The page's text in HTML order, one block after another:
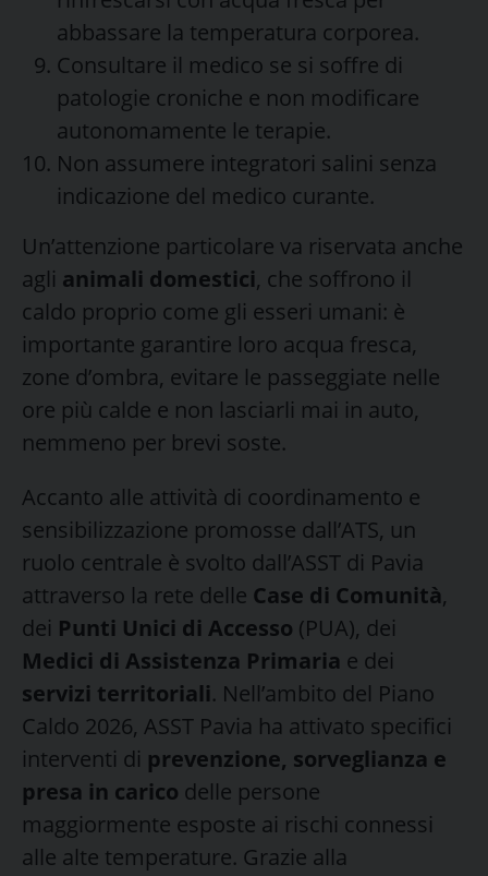
abbassare la temperatura corporea.
Consultare il medico se si soffre di
patologie croniche e non modificare
autonomamente le terapie.
Non assumere integratori salini senza
indicazione del medico curante.
Un’attenzione particolare va riservata anche
agli animali domestici, che soffrono il
caldo proprio come gli esseri umani: è
importante garantire loro acqua fresca,
zone d’ombra, evitare le passeggiate nelle
ore più calde e non lasciarli mai in auto,
nemmeno per brevi soste.
Accanto alle attività di coordinamento e
sensibilizzazione promosse dall’ATS, un
ruolo centrale è svolto dall’ASST di Pavia
attraverso la rete delle Case di Comunità,
dei Punti Unici di Accesso (PUA), dei
Medici di Assistenza Primaria e dei
servizi territoriali. Nell’ambito del Piano
Caldo 2026, ASST Pavia ha attivato specifici
interventi di prevenzione, sorveglianza e
presa in carico delle persone
maggiormente esposte ai rischi connessi
alle alte temperature. Grazie alla